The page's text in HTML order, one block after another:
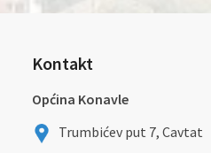
Kontakt
Općina Konavle
Trumbićev put 7, Cavtat